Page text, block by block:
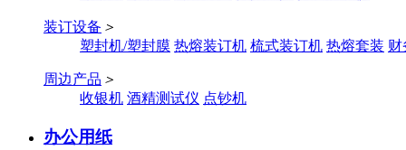
装订设备 ＞
塑封机/塑封膜 热熔装订机 梳式装订机 热熔套装 财
周边产品 ＞
收银机 酒精测试仪 点钞机
办公用纸